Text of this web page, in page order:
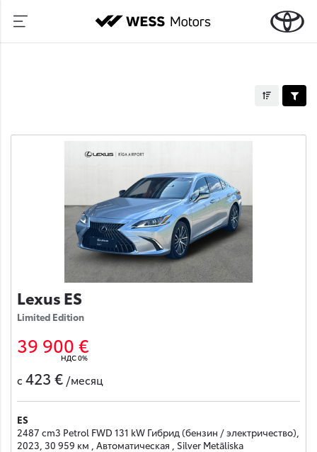
Lexus ES
Limited Edition
39 900 €
НДС 0%
с 423 € /месяц
ES
2487 cm3 Petrol FWD 131 kW Гибрид (бензин / электричество),
2023, 30 959 км , Автоматическая , Silver Metāliska